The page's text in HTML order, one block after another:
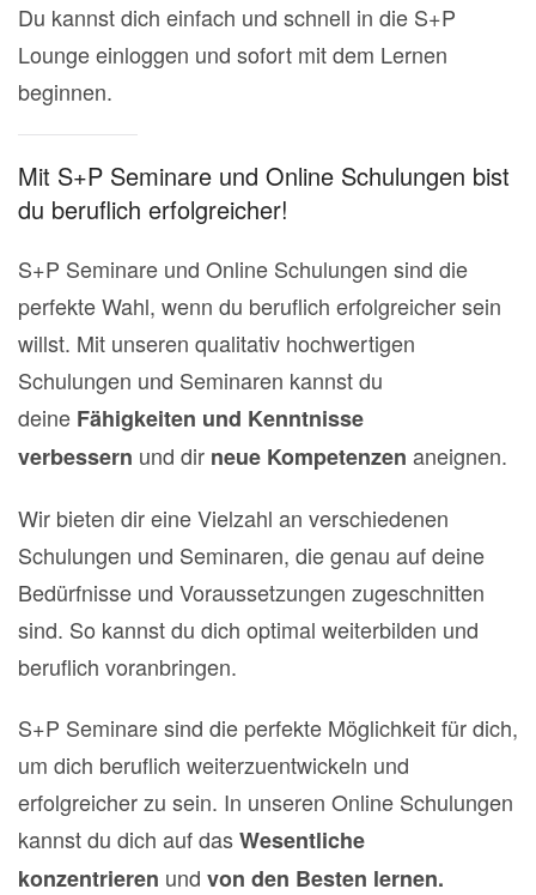
Du kannst dich einfach und schnell in die S+P
Lounge einloggen und sofort mit dem Lernen
beginnen.
Mit S+P Seminare und Online Schulungen bist
du beruflich erfolgreicher!
S+P Seminare und Online Schulungen sind die
perfekte Wahl, wenn du beruflich erfolgreicher sein
willst. Mit unseren qualitativ hochwertigen
Schulungen und Seminaren kannst du
deine Fähigkeiten und Kenntnisse
verbessern und dir neue Kompetenzen aneignen.
Wir bieten dir eine Vielzahl an verschiedenen
Schulungen und Seminaren, die genau auf deine
Bedürfnisse und Voraussetzungen zugeschnitten
sind. So kannst du dich optimal weiterbilden und
beruflich voranbringen.
S+P Seminare sind die perfekte Möglichkeit für dich,
um dich beruflich weiterzuentwickeln und
erfolgreicher zu sein. In unseren Online Schulungen
kannst du dich auf dasWesentliche
konzentrieren und von den Besten lernen.